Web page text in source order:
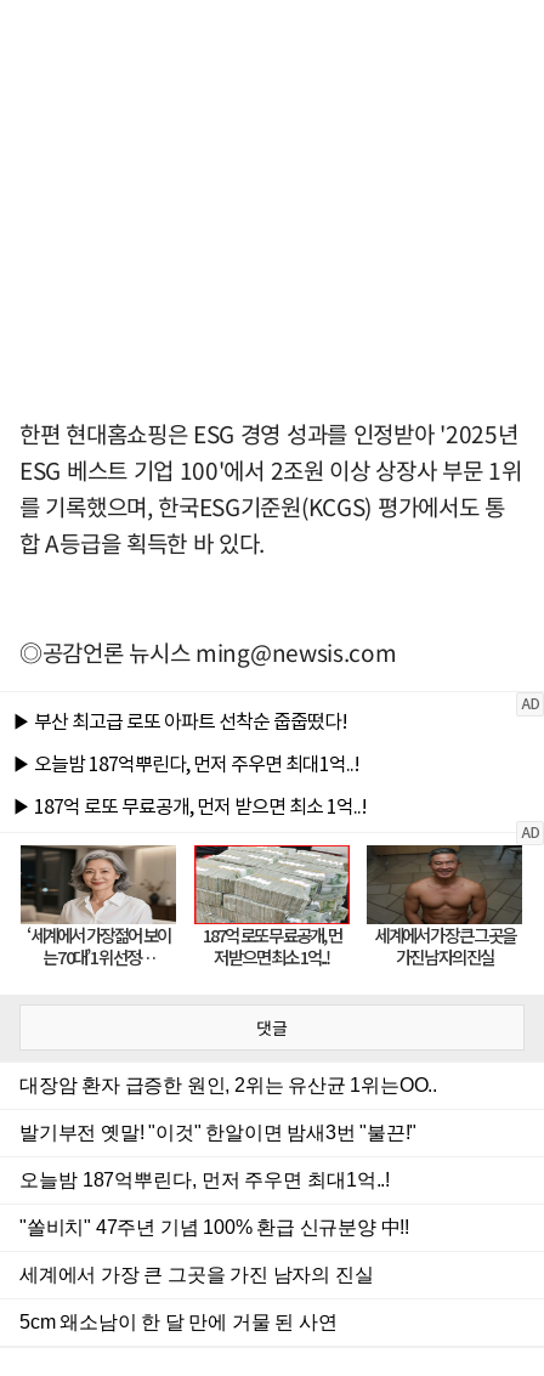
한편 현대홈쇼핑은 ESG 경영 성과를 인정받아 '2025년
ESG 베스트 기업 100'에서 2조원 이상 상장사 부문 1위
를 기록했으며, 한국ESG기준원(KCGS) 평가에서도 통
합 A등급을 획득한 바 있다.
◎공감언론 뉴시스ming@newsis.com
댓글